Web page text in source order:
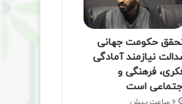
حکومت جهانی
نیازمند آمادگی
فرهنگی و
است
6 ساعت پیش